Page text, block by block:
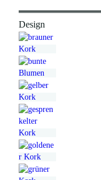
Design